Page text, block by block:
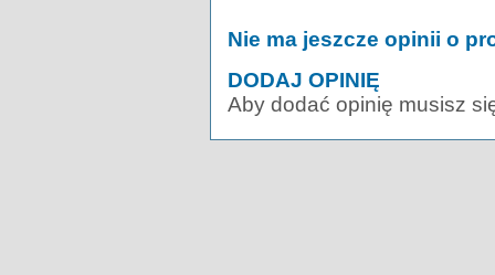
Nie ma jeszcze opinii o
DODAJ OPINIĘ
Aby dodać opinię musisz